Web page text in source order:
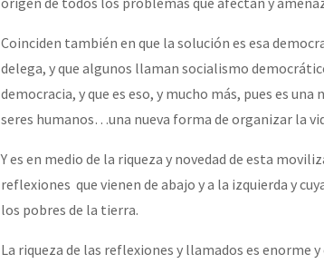
Coinciden también en que la solución es esa
delega, y que algunos llaman socialismo
democracia, y que es eso, y mucho más, pues es
seres humanos…una nueva forma de organizar la
Y es en medio de la riqueza y novedad de esta
reflexiones que vienen de abajo y a la izquierda y
los pobres de la tierra.
La riqueza de las reflexiones y llamados es enorme